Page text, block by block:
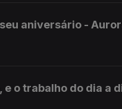
aniversário -
e o trabalho do dia a